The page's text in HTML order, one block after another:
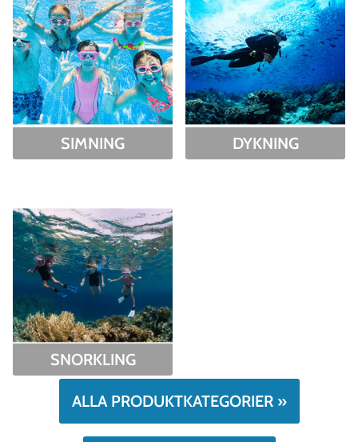
SIMNING DYKNING
SNORKLING
ALLA PRODUKTKATEGORIER »